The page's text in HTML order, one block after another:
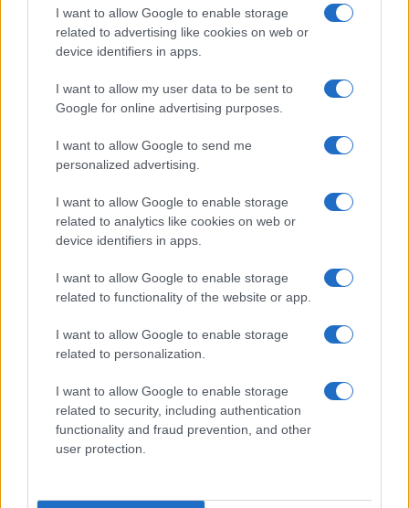
I want to allow Google to enable storage
related to advertising like cookies on web or
device identifiers in apps.
I want to allow my user data to be sent to
Google for online advertising purposes.
I want to allow Google to send me
personalized advertising.
I want to allow Google to enable storage
related to analytics like cookies on web or
device identifiers in apps.
I want to allow Google to enable storage
related to functionality of the website or app.
I want to allow Google to enable storage
related to personalization.
I want to allow Google to enable storage
related to security, including authentication
functionality and fraud prevention, and other
user protection.
(PAXG)
Kinza Babylon Staked
(KBTC)
Steakhouse EURCV
Morpho Vault
$100,000,000,000,000.00
$0.032
Stride Staked Injective $16.49
(VXOR)
JDB